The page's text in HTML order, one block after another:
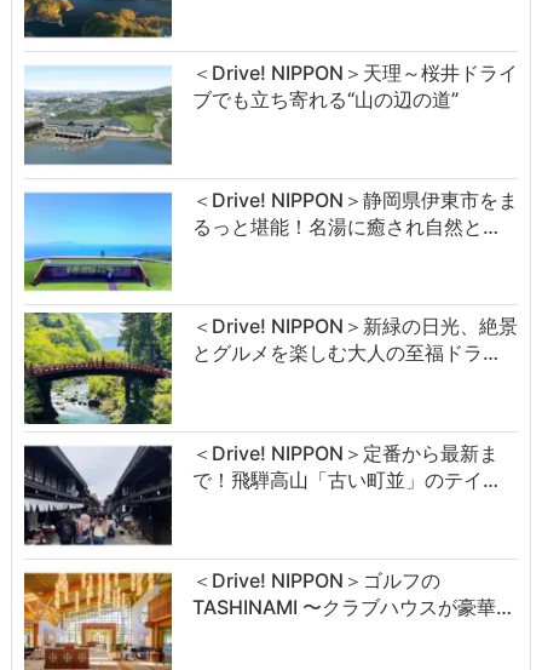
＜Drive! NIPPON＞天理～桜井ドライ
ブでも立ち寄れる“山の辺の道”
＜Drive! NIPPON＞静岡県伊東市をま
るっと堪能！名湯に癒され自然と…
＜Drive! NIPPON＞新緑の日光、絶景
とグルメを楽しむ大人の至福ドラ…
＜Drive! NIPPON＞定番から最新ま
で！飛騨高山「古い町並」のテイ…
＜Drive! NIPPON＞ゴルフの
TASHINAMI 〜クラブハウスが豪華…